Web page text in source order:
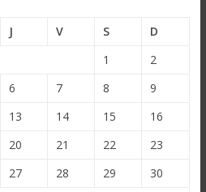
J V S
D
1
2
6 7 8
9
13 14 15
16
20 21 22
23
27 28 29
30